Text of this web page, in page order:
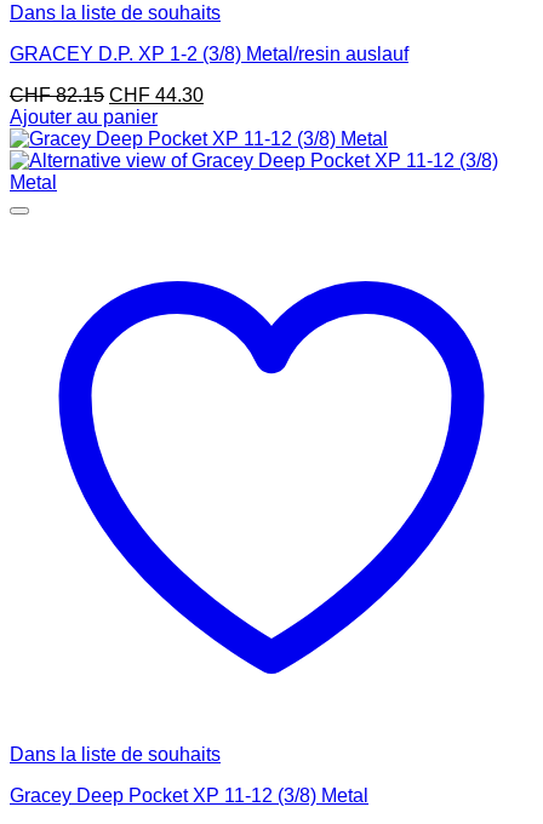
Dans la liste de souhaits
GRACEY D.P. XP 1-2 (3/8) Metal/resin auslauf
CHF82.15 Le
prix
initial
était :
CHF 44.30Le
actuel
est :
Ajouter au panier
Dans la liste de souhaits
Gracey Deep Pocket XP 11-12 (3/8) Metal